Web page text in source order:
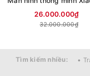
26.000.000₫
32.000.000₫
Tìm kiếm nhiều: •